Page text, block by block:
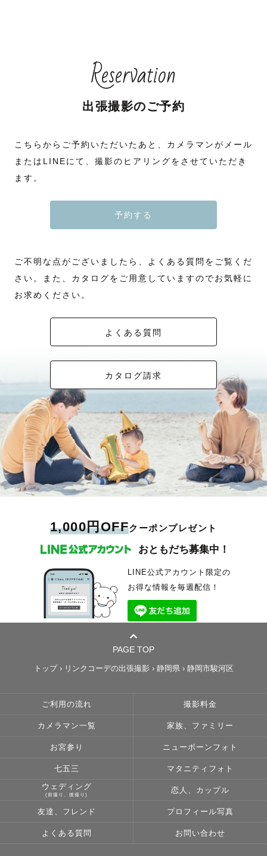
Reservation
出張撮影のご予約
こちらからご予約いただいたあと、カメラマンがメール
またはLINEにて、撮影のヒアリングをさせていただき
ます。
予約する
ご不明な点がございましたら、よくある質問をご覧くだ
さい。また、カタログをご用意していますのでお気軽に
お求めください。
よくある質問
カタログ請求
1,000円OFFクーポンプレゼント
おともだち募集中！
LINE公式アカウント限定の
お得な情報を毎週配信！
PAGE TOP
トップ› リンクコーデの出張撮影 › 静岡県› 静岡市駿河区
ご利用の流れ 撮影料金
カメラマン一覧 家族、ファミリー
お宮参り ニューボーンフォト
七五三 マタニティフォト
ウェディング
(前撮り、後撮り)
恋人、カップル
友達、フレンド プロフィール写真
よくある質問 お問い合わせ